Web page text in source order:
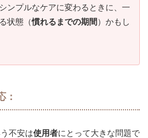
ンプルなケアに変わるときに、一
状態（慣れるまでの期間 ）かもし
：
不安は使用者にとって大きな問題で